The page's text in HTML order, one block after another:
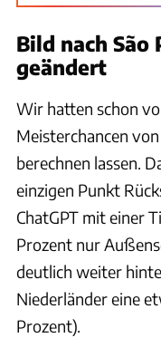
Bild nach
geändert
Wir hatten schon
Meisterchancen
berechnen lassen.
einzigen Punkt
ChatGPT mit einer
Prozent nur
deutlich weiter
Niederländer eine
Prozent).